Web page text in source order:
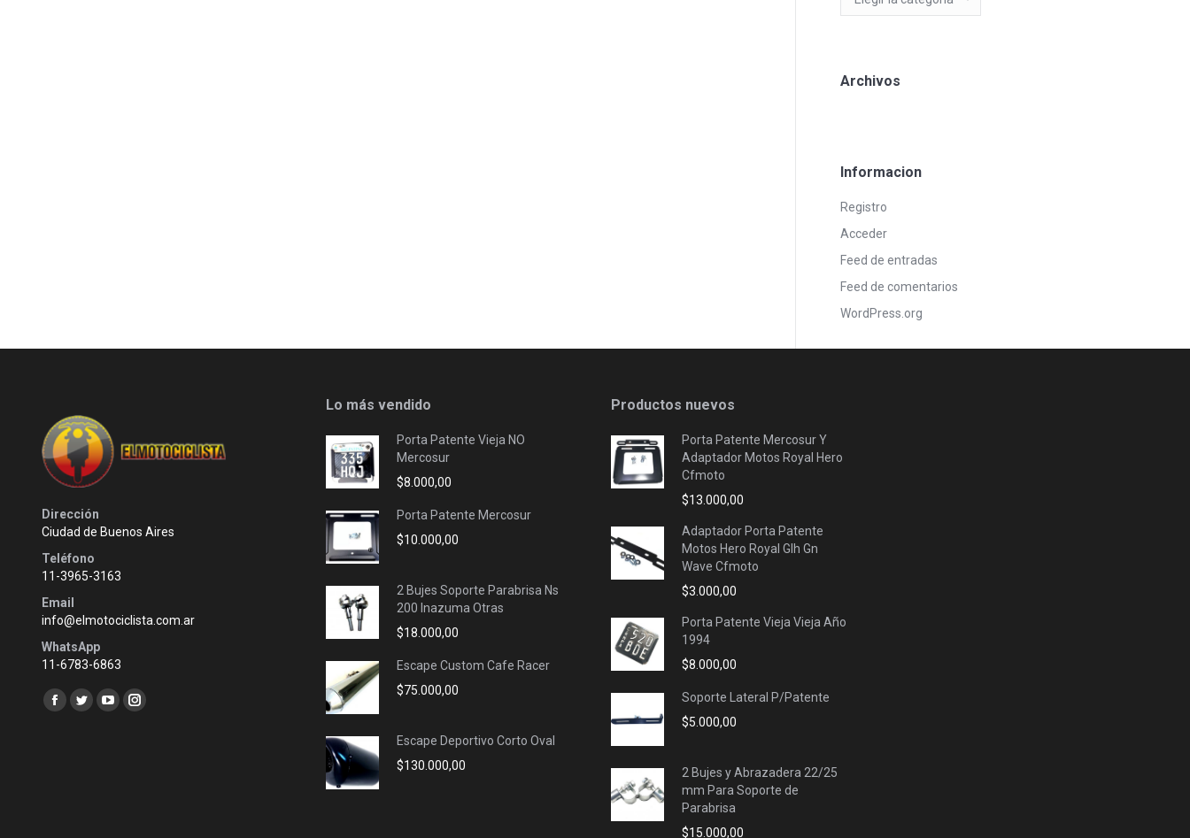
Blog
Archivos
Informacion
Registro
Acceder
Feed de entradas
Feed de comentarios
WordPress.org
Dirección
Ciudad de Buenos Aires
Teléfono
11-3965-3163
Email
info@elmotociclista.com.ar
WhatsApp
11-6783-6863
Encuéntranos en:
Facebook
TwitterYouTubeInstagram
Lo más vendido
Porta Patente Vieja NO
Mercosur
$8.000,00
Porta Patente Mercosur
$10.000,00
2 Bujes Soporte Parabrisa Ns
200 Inazuma Otras
$18.000,00
Escape Custom Cafe Racer
$75.000,00
Escape Deportivo Corto Oval
$130.000,00
Productos nuevos
Porta Patente Mercosur Y
Adaptador Motos Royal Hero
Cfmoto
$13.000,00
Adaptador Porta Patente
Motos Hero Royal Glh Gn
Wave Cfmoto
$3.000,00
Porta Patente Vieja Vieja Año
1994
$8.000,00
Soporte Lateral P/Patente
$5.000,00
2 Bujes y Abrazadera 22/25
mm Para Soporte de
Parabrisa
$15.000,00